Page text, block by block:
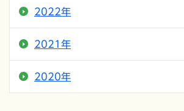
2022年
2021年
2020年